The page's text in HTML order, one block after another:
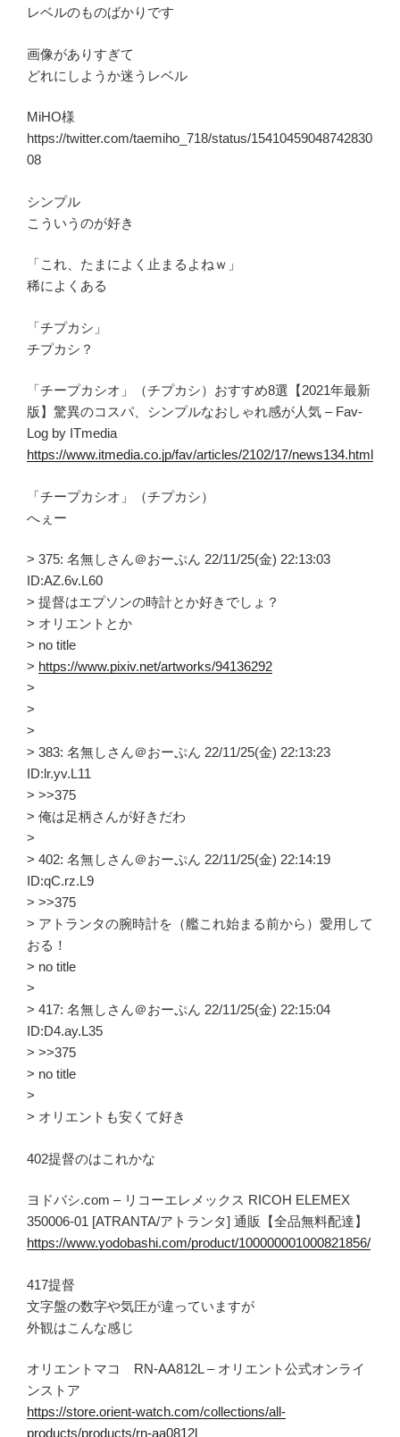
レベルのものばかりです
画像がありすぎて
どれにしようか迷うレベル
MiHO様
https://twitter.com/taemiho_718/status/15410459048742830
08
シンプル
こういうのが好き
「これ、たまによく止まるよねｗ」
稀によくある
「チプカシ」
チプカシ？
「チープカシオ」（チプカシ）おすすめ8選【2021年最新
版】驚異のコスパ、シンプルなおしゃれ感が人気 – Fav-
Log by ITmedia
https://www.itmedia.co.jp/fav/articles/2102/17/news134.html
「チープカシオ」（チプカシ）
へぇー
> 375: 名無しさん＠おーぷん 22/11/25(金) 22:13:03
ID:AZ.6v.L60
> 提督はエプソンの時計とか好きでしょ？
> オリエントとか
> no title
> https://www.pixiv.net/artworks/94136292
>
>
>
> 383: 名無しさん＠おーぷん 22/11/25(金) 22:13:23
ID:lr.yv.L11
> >>375
> 俺は足柄さんが好きだわ
>
> 402: 名無しさん＠おーぷん 22/11/25(金) 22:14:19
ID:qC.rz.L9
> >>375
> アトランタの腕時計を（艦これ始まる前から）愛用して
おる！
> no title
>
> 417: 名無しさん＠おーぷん 22/11/25(金) 22:15:04
ID:D4.ay.L35
> >>375
> no title
>
> オリエントも安くて好き
402提督のはこれかな
ヨドバシ.com – リコーエレメックス RICOH ELEMEX
350006-01 [ATRANTA/アトランタ] 通販【全品無料配達】
https://www.yodobashi.com/product/100000001000821856/
417提督
文字盤の数字や気圧が違っていますが
外観はこんな感じ
オリエントマコ RN-AA812L – オリエント公式オンライ
ンストア
https://store.orient-watch.com/collections/all-
products/products/rn-aa0812l